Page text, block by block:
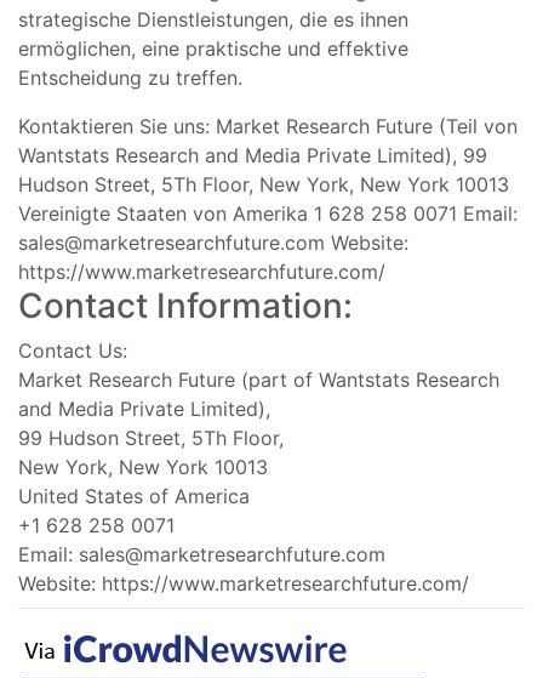
strategische Dienstleistungen, die es ihnen
ermöglichen, eine praktische und effektive
Entscheidung zu treffen.
Kontaktieren Sie uns: Market Research Future (Teil von
Wantstats Research and Media Private Limited), 99
Hudson Street, 5Th Floor, New York, New York 10013
Vereinigte Staaten von Amerika 1 628 258 0071 Email:
sales@marketresearchfuture.com Website:
https://www.marketresearchfuture.com/
Contact Information:
Contact Us:
Market Research Future (part of Wantstats Research
and Media Private Limited),
99 Hudson Street, 5Th Floor,
New York, New York 10013
United States of America
+1 628 258 0071
Email: sales@marketresearchfuture.com
Website: https://www.marketresearchfuture.com/